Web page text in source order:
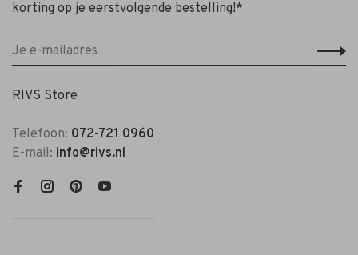
korting op je eerstvolgende bestelling!*
RIVS Store
Telefoon: 072-721 0960
E-mail: info@rivs.nl